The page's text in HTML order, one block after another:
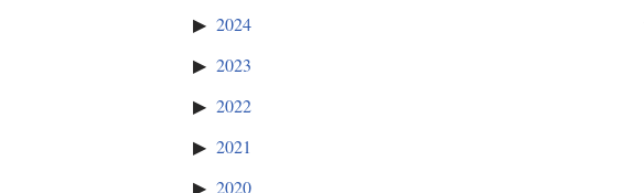
2024
2023
2022
2021
2020